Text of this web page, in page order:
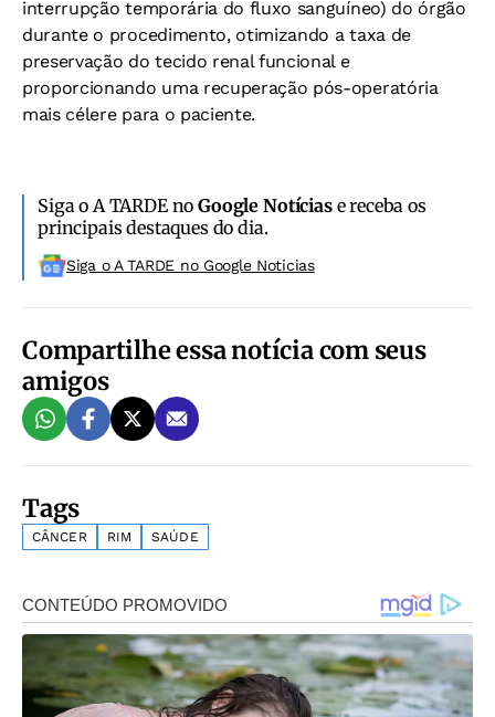
interrupção temporária do fluxo sanguíneo) do órgão
durante o procedimento, otimizando a taxa de
preservação do tecido renal funcional e
proporcionando uma recuperação pós-operatória
mais célere para o paciente.
Siga o A TARDE noGoogle Notíciase receba os
principais destaques do dia.
Siga o A TARDE no Google Noticias
Compartilhe essa notícia com seus
amigos
Tags
CÂNCER RIM SAÚDE